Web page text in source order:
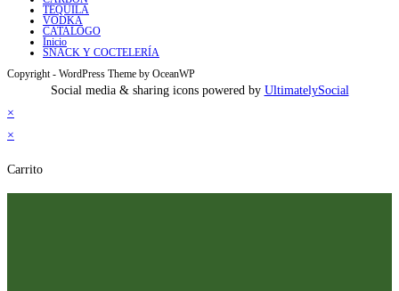
TEQUILA
VODKA
CATALOGO
Inicio
SNACK Y COCTELERÍA
Copyright - WordPress Theme by OceanWP
Social media & sharing icons powered by UltimatelySocial
×
×
Carrito